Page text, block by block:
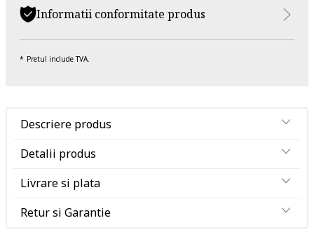
Informatii conformitate produs
Pretul include TVA.
Descriere produs
Detalii produs
Livrare si plata
Retur si Garantie